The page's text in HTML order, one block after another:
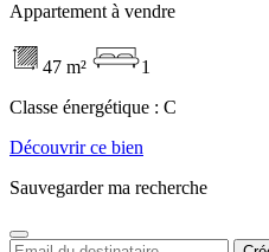
Appartement à vendre
47 m²
1
Classe énergétique : C
Découvrir ce bien
Sauvegarder ma recherche